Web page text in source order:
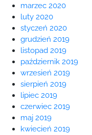
marzec 2020
luty 2020
styczeń 2020
grudzień 2019
listopad 2019
październik 2019
wrzesień 2019
sierpień 2019
lipiec 2019
czerwiec 2019
maj 2019
kwiecień 2019